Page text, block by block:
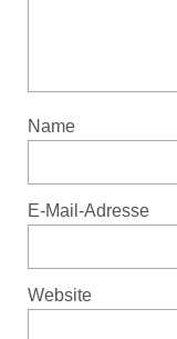
Name
E-Mail-Adresse
Website